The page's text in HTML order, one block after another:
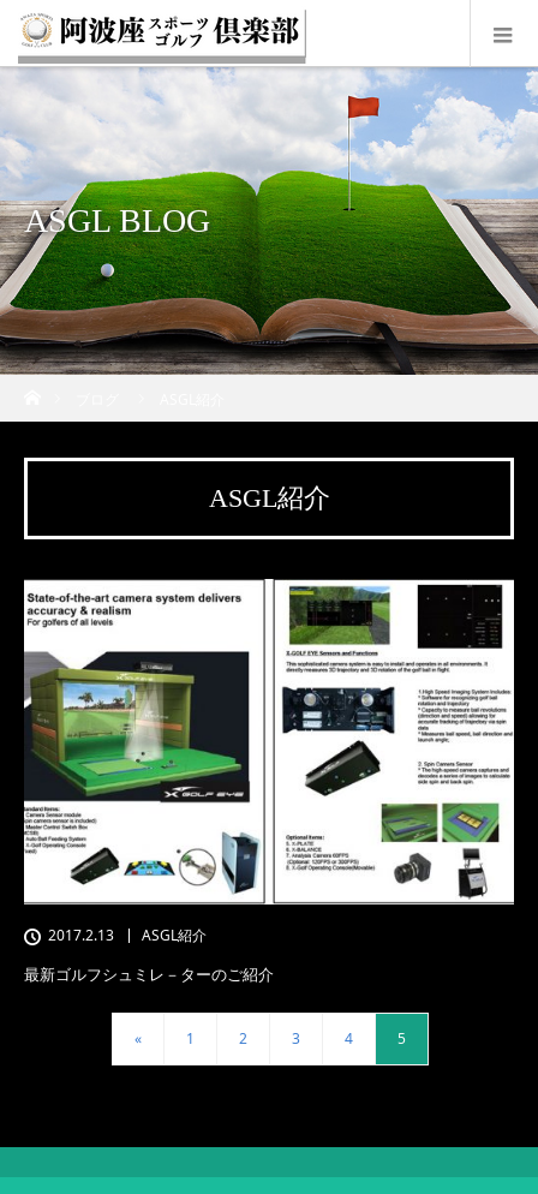
ASGL BLOG
ASGL紹介
2017.2.13 ASGL紹介
最新ゴルフシュミレ－ターのご紹介
« 1 2 3 4 5